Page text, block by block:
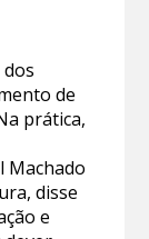
de
prática,
Machado
disse
e